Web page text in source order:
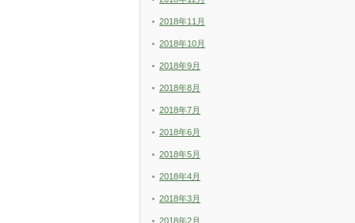
2018年11月
2018年10月
2018年9月
2018年8月
2018年7月
2018年6月
2018年5月
2018年4月
2018年3月
2018年2月